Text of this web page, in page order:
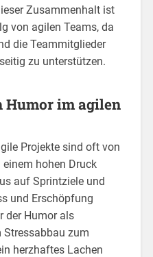
Zusammenhalt ist
von agilen Teams, da
die Teammitglieder
zu unterstützen.
Humor im agilen
Projekte sind oft von
hohen Druck
auf Sprintziele und
und Erschöpfung
der Humor als
zum
herzhaftes Lachen